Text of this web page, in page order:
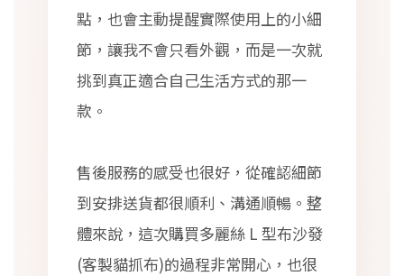
點，也會主動提醒實際使用上的小細
節，讓我不會只看外觀，而是一次就
挑到真正適合自己生活方式的那一
款。
售後服務的感受也很好，從確認細節
到安排送貨都很順利、溝通順暢。整
體來說，這次購買多麗絲 L 型布沙發
(客製貓抓布)的過程非常開心，也很